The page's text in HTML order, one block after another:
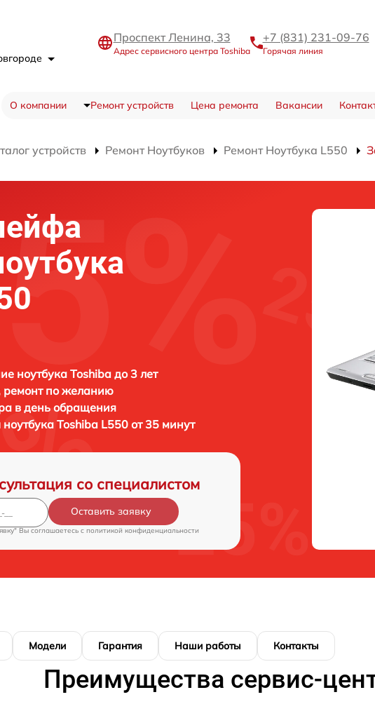
Проспект Ленина, 33
Адрес сервисного центра Toshiba
+7 (831) 231-09-76
Горячая линия
О компании Ремонт устройств Цена ремонта Вакансии
устройств Ремонт Ноутбуков Ремонт Ноутбука L550
ноутбука Toshiba до 3 лет
ремонт по желанию
в день обращения
Toshiba L550 от 35 минут
со специалистом
Оставить заявку
Вы соглашаетесь c политикой конфиденциальности
Модели Гарантия Наши работы Контакты
Преимущества сервис-